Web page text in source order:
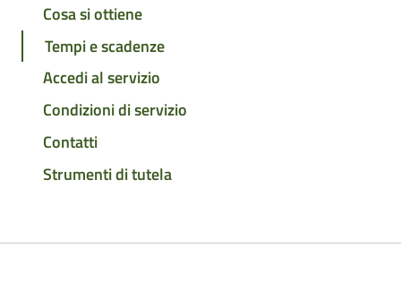
Cosa si ottiene
Tempi e scadenze
Accedi al servizio
Condizioni di servizio
Contatti
Strumenti di tutela